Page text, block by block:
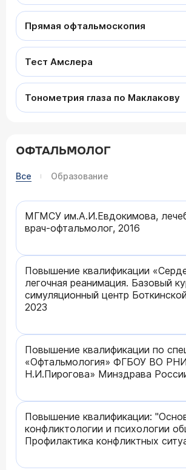
Прямая офтальмоскопия
Тест Амслера
Тонометрия глаза по Маклакову
ОФТАЛЬМОЛОГ
Все Образование
МГМСУ им.А.И.Евдокимова,
врач-офтальмолог, 2016
Повышение квалификации
легочная реанимация. Базовый
симуляционный центр
2023
Повышение квалификации по
«Офтальмология» ФГБОУ ВО
Н.И.Пирогова» Минздрава
Повышение квалификации:
конфликтологии и психологии
Профилактика конфликтных